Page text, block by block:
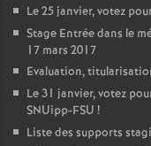
Le 25 janvier, votez
Stage Entrée dans le
17 mars 2017
Evaluation,
Le 31 janvier, votez
SNUipp-FSU !
Liste des supports